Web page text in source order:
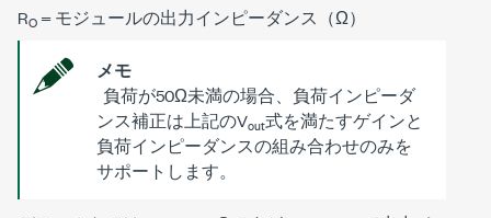
RO = モジュールの出力インピーダンス（Ω）
メモ
負荷が50Ω未満の場合、負荷インピーダ
ンス補正は上記のVout式を満たすゲインと
負荷インピーダンスの組み合わせのみを
サポートします。